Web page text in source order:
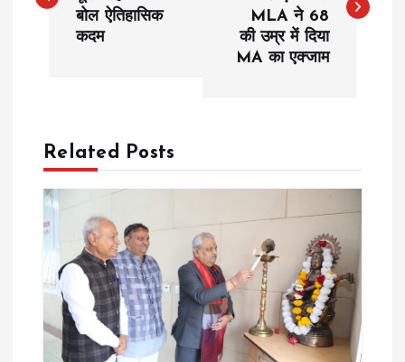
a
v
g
a
बोल ऐतिहासिक
कदम
MLA ने 68
की उम्र में दिया
MA का एक्जाम
Related Posts